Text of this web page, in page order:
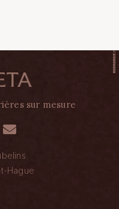
sur mesure
Hague